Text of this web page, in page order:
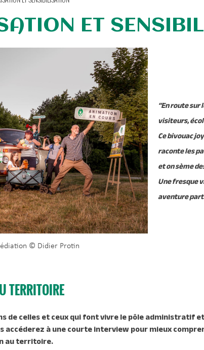
ET
© Didier Protin
“En route
visiteurs,
Ce bivouac
raconte les
et on sème
Une fresque
aventure
TERRITOIRE
de celles et ceux qui font vivre le pôle administratif
à une courte interview pour mieux
au territoire.